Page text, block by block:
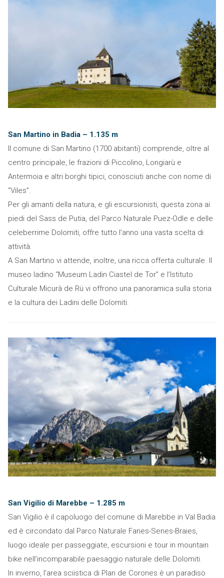
San Martino in Badia – 1.135 m
Il comune di San Martino (1700 abitanti) comprende, oltre al
centro principale, le frazioni di Piccolino, Longiarù e
Antermoia e altri borghi tipici, conosciuti anche con nome di
“Viles”.
Per gli amanti della natura, e gli escursionisti, questa zona ai
piedi del Sass de Putia, del Parco Naturale Puez-Odle e delle
celeberrime Dolomiti, offre tutto l’anno una vasta scelta di
attività.
A San Martino vi attende, inoltre, una ricca offerta culturale. Il
museo ladino “Museum Ladin Ciastel de Tor” e l’Istituto
Culturale Micurà de Rü vi offrono una panoramica sulla storia
e la cultura dei Ladini delle Dolomiti.
San Vigilio di Marebbe – 1.285 m
San Vigilio è il capoluogo del comune di Marebbe in Val Badia
ed è circondato dal Parco Naturale Fanes-Senes-Braies,
luogo ideale per passeggiate, escursioni e tour in mountain
bike nell’incomparabile paesaggio naturale delle Dolomiti.
In inverno, l’area sciistica di Plan de Corones è un paradiso